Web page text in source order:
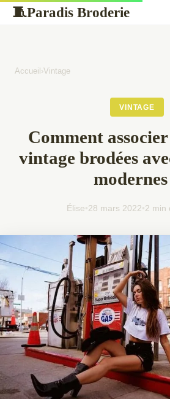
🧵Paradis Broderie
Accueil ›Vintage
VINTAGE
Comment associer
vintage brodées
modernes
Élise•28 mars 2022•2 min